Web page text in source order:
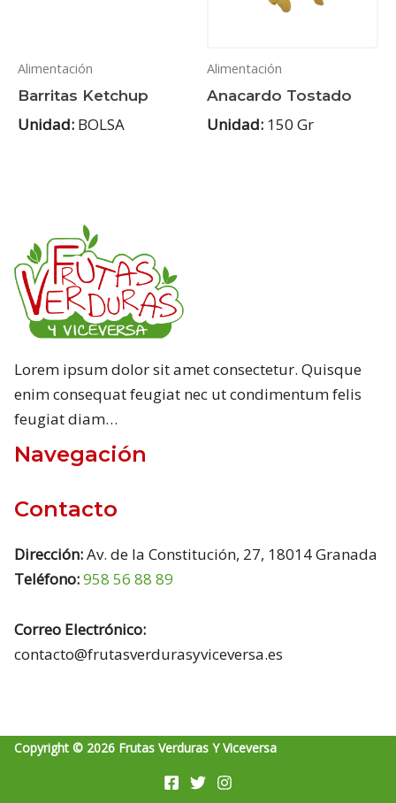
Alimentación
Barritas Ketchup
Unidad: BOLSA
Alimentación
Anacardo Tostado
Unidad: 150 Gr
Lorem ipsum dolor sit amet consectetur. Quisque
enim consequat feugiat nec ut condimentum felis
feugiat diam…
Navegación
Contacto
Dirección:Av. de la Constitución, 27, 18014 Granada
Teléfono:958 56 88 89
Correo Electrónico:
contacto@frutasverdurasyviceversa.es
Copyright © 2026 Frutas Verduras Y Viceversa